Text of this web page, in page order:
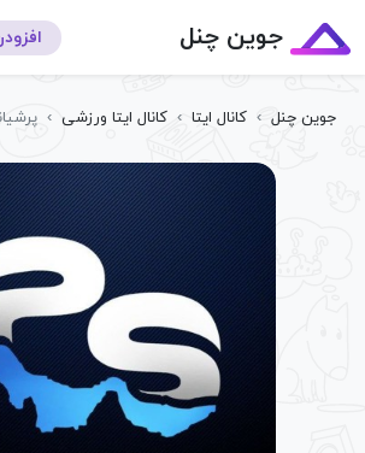
جوین چنل
جوین چنل › کانال ایتا › کانال ایتا ورزشی ›